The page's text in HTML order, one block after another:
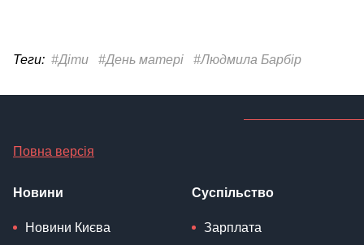
Теги: #Діти #День матері #Людмила Барбір
Повна версія
Новини
Новини Києва
Суспільство
Зарплата